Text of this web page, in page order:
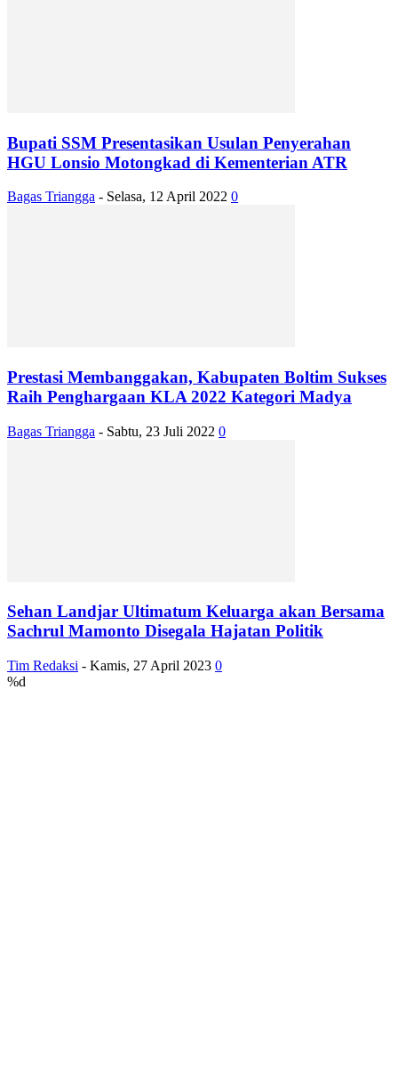
Bupati SSM Presentasikan Usulan Penyerahan
HGU Lonsio Motongkad di Kementerian ATR
Bagas Triangga - Selasa, 12 April 2022 0
Prestasi Membanggakan, Kabupaten Boltim Sukses
Raih Penghargaan KLA 2022 Kategori Madya
Bagas Triangga - Sabtu, 23 Juli 2022 0
Sehan Landjar Ultimatum Keluarga akan Bersama
Sachrul Mamonto Disegala Hajatan Politik
Tim Redaksi - Kamis, 27 April 2023 0
%d